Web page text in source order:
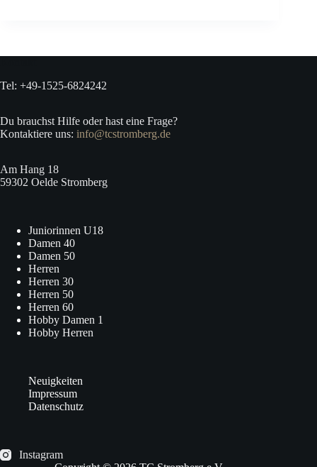
Tel: +49-1525-6824242
Du brauchst Hilfe oder hast eine Frage?
Kontaktiere uns: info@tcstromberg.de
Am Hang 18
59302 Oelde Stromberg
Juniorinnen U18
Damen 40
Damen 50
Herren
Herren 30
Herren 50
Herren 60
Hobby Damen 1
Hobby Herren
Neuigkeiten
Impressum
Datenschutz
Instagram